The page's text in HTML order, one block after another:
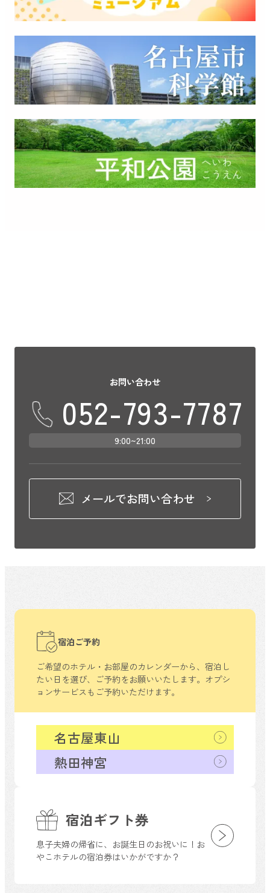
お問い合わせ
052-793-7787
9:00~21:00
メールでお問い合わせ
宿泊ギフト券
息子夫婦の帰省に、お誕生日のお祝いに！お
やこホテルの宿泊券はいかがですか？
宿泊ご予約
ご希望のホテル・お部屋のカレンダーから、 宿泊し
たい日を選び、ご予約をお願いいたします。 オプシ
ョンサービスもご予約いただけます。
熱田神宮
名古屋東山